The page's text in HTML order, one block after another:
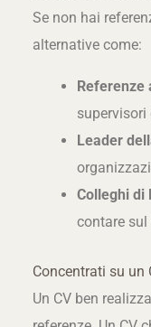
Se non hai
alternative come:
Referenze
Leader
Colleghi di
contare sul
Concentrati su un
Un CV ben